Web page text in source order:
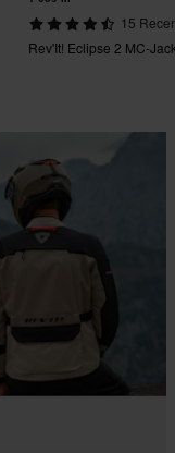
15
Rev'It! Eclipse 2 MC-